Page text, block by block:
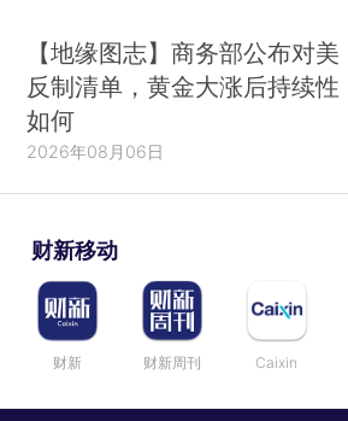
【地缘图志】商务部公布对美
反制清单，黄金大涨后持续性
如何
2026年08月06日
财新移动
财新 财新周刊 Caixin